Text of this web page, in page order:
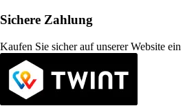
Sichere Zahlung
Kaufen Sie sicher auf unserer Website ein